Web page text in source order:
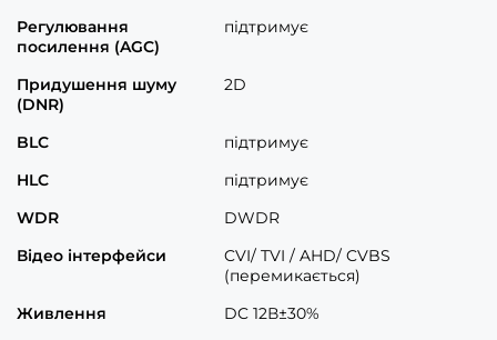
Регулювання
посилення (AGC)
підтримує
Придушення шуму
(DNR)
2D
BLC
підтримує
HLC
підтримує
WDR
DWDR
Відео інтерфейси
CVI/ TVI / AHD/ CVBS
(перемикається)
Живлення
DC 12В±30%